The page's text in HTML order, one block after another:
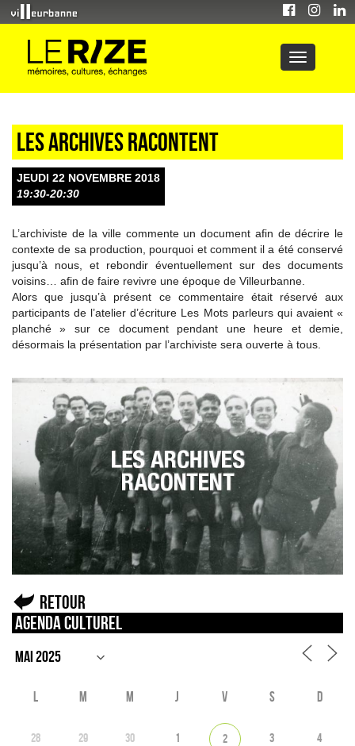
Les archives racontent
JEUDI 22 NOVEMBRE 2018
19:30-20:30
L’archiviste de la ville commente un document afin de décrire le
contexte de sa production, pourquoi et comment il a été conservé
jusqu’à nous, et rebondir éventuellement sur des documents
voisins… afin de faire revivre une époque de Villeurbanne.
Alors que jusqu’à présent ce commentaire était réservé aux
participants de l’atelier d’écriture Les Mots parleurs qui avaient «
planché » sur ce document pendant une heure et demie,
désormais la présentation par l’archiviste sera ouverte à tous.
Retour
Agenda culturel
L M M J V S D
28 29 30 1 2 3 4